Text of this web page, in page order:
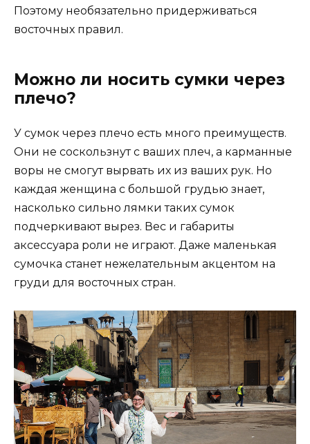
Поэтому необязательно придерживаться
восточных правил.
Можно ли носить сумки через
плечо?
У сумок через плечо есть много преимуществ.
Они не соскользнут с ваших плеч, а карманные
воры не смогут вырвать их из ваших рук. Но
каждая женщина с большой грудью знает,
насколько сильно лямки таких сумок
подчеркивают вырез. Вес и габариты
аксессуара роли не играют. Даже маленькая
сумочка станет нежелательным акцентом на
груди для восточных стран.